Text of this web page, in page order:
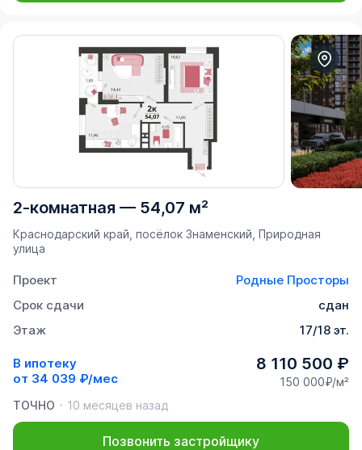
2-комнатная — 54,07 м²
Краснодарский край, посёлок Знаменский, Природная
улица
Проект
Родные Просторы
Срок сдачи
сдан
Этаж
17/18 эт.
В ипотеку
от 34 039 ₽/мес
8 110 500 ₽
150 000₽/м²
ТОЧНО
10 месяцев назад
Позвонить застройщику